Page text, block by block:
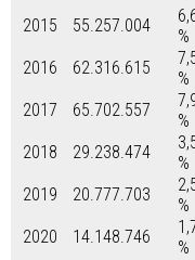
2015
55.257.004
%
2016
62.316.615
%
2017
65.702.557
%
2018
29.238.474
%
2019
20.777.703
%
2020
14.148.746
%